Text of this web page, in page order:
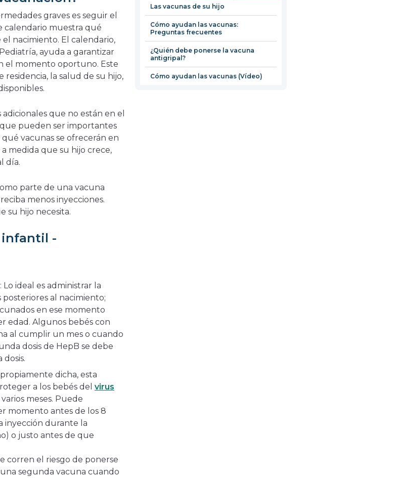
ventana
graves es seguir el
calendario muestra qué
nacimiento. El calendario,
ayuda a garantizar
el momento oportuno. Este
la salud de su hijo,
que no están en el
pueden ser importantes
qué vacunas se ofrecerán en
medida que su hijo crece,
día.
parte de una vacuna
menos inyecciones.
su hijo necesita.
infantil -
ideal es administrar la
posteriores al nacimiento;
en ese momento
edad. Algunos bebés con
al cumplir un mes o cuando
dosis de HepB se debe
dosis.
dicha, esta
a los bebés del virus
meses. Puede
momento antes de los 8
inyección durante la
o justo antes de que
corren el riesgo de ponerse
segunda vacuna cuando
Las vacunas de su hijo
Cómo ayudan las vacunas:
Preguntas frecuentes
¿Quién debe ponerse la vacuna
antigripal?
Cómo ayudan las vacunas (Vídeo)